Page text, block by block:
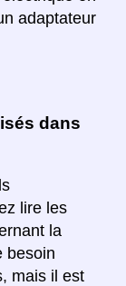
adaptateur
dans
lire les
la
besoin
mais il est